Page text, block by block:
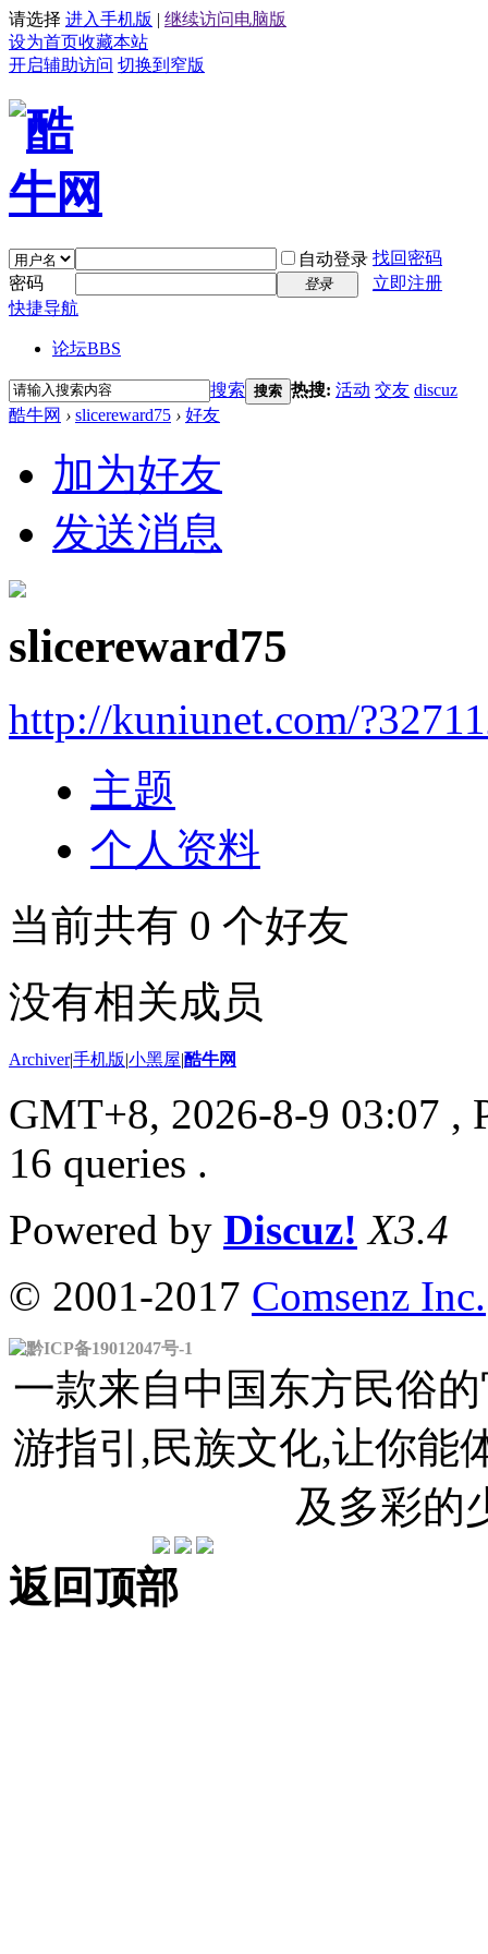
请选择 进入手机版 | 继续访问电脑版
设为首页收藏本站
开启辅助访问 切换到窄版
自动登录 找回密码
密码
登录
立即注册
快捷导航
论坛BBS
搜索 搜索 热搜: 活动 交友 discuz
酷牛网 › slicereward75 › 好友
加为好友
发送消息
slicereward75
http://kuniunet.com/
主题
个人资料
当前共有 0 个好友
没有相关成员
Archiver|手机版|小黑屋|酷牛网
GMT+8, 2026-8-9 03:07 ,
16 queries .
Powered by Discuz! X3.4
© 2001-2017 Comsenz Inc.
黔ICP备19012047号-1
一款来自中国东方民俗
游指引,民族文化,让你能
及多彩的
返回顶部